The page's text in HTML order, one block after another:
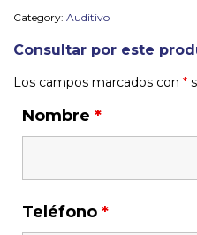
Category: Auditivo
Consultar por este
Los campos marcados con *
Nombre *
Teléfono *